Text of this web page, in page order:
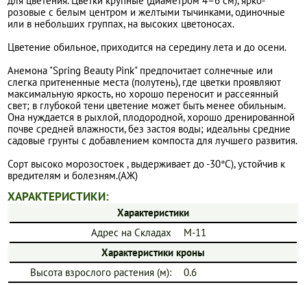
розовые с белым центром и желтыми тычинками, одиночные
или в небольших группах, на высоких цветоносах.
Цветение обильное, приходится на середину лета и до осени.
Анемона "Spring Beauty Pink" предпочитает солнечные или
слегка притененные места (полутень), где цветки проявляют
максимальную яркость, но хорошо переносит и рассеянный
свет; в глубокой тени цветение может быть менее обильным.
Она нуждается в рыхлой, плодородной, хорошо дренированной
почве средней влажности, без застоя воды; идеальны средние
садовые грунты с добавлением компоста для лучшего развития.
Сорт высоко морозостоек , выдерживает до -30°C), устойчив к
вредителям и болезням.(АЖ)
ХАРАКТЕРИСТИКИ:
Характеристики
Адрес на Складах
М-11
Характеристики кроны
Высота взрослого растения (м):
0.6